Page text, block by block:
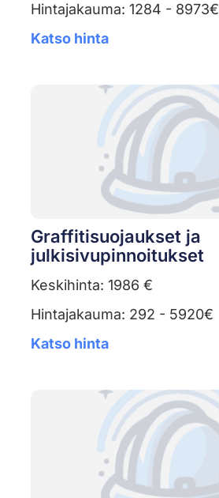
Hintajakauma: 1284 - 8973€
Katso hinta
Graffitisuojaukset ja
julkisivupinnoitukset
Keskihinta: 1986 €
Hintajakauma: 292 - 5920€
Katso hinta